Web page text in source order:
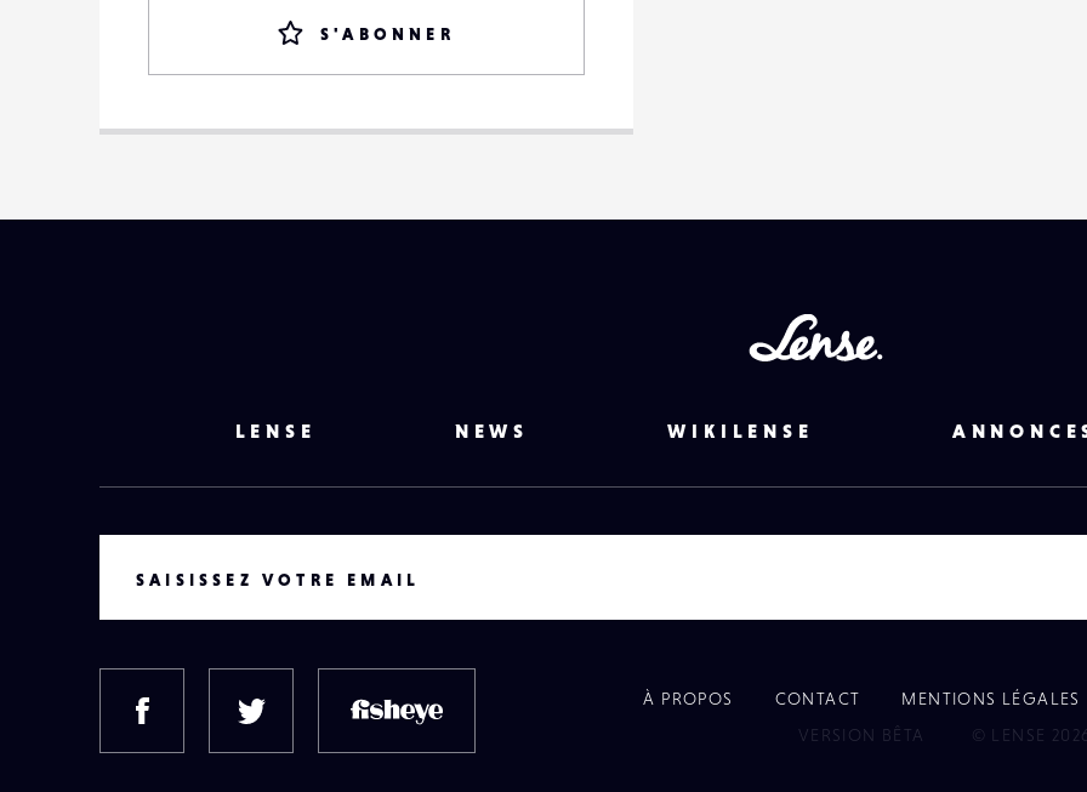
S'ABONNER
LENSE NEWS WIKILENSE
SAISISSEZ VOTRE EMAIL
FACEBOOK TWITTER
À PROPOS CONTACT
MENTIONS LÉGALES
VERSION BÊTA
© LENSE